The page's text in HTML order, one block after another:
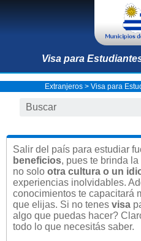
Visa para
Extranjeros> Visa para
Salir del país para estudiar
beneficios, pues te brinda
no solo otra cultura o un
experiencias inolvidables.
conocimientos te capacitará
que elijas. Si no tenes visa
algo que puedas hacer?
todo lo que necesitás saber.